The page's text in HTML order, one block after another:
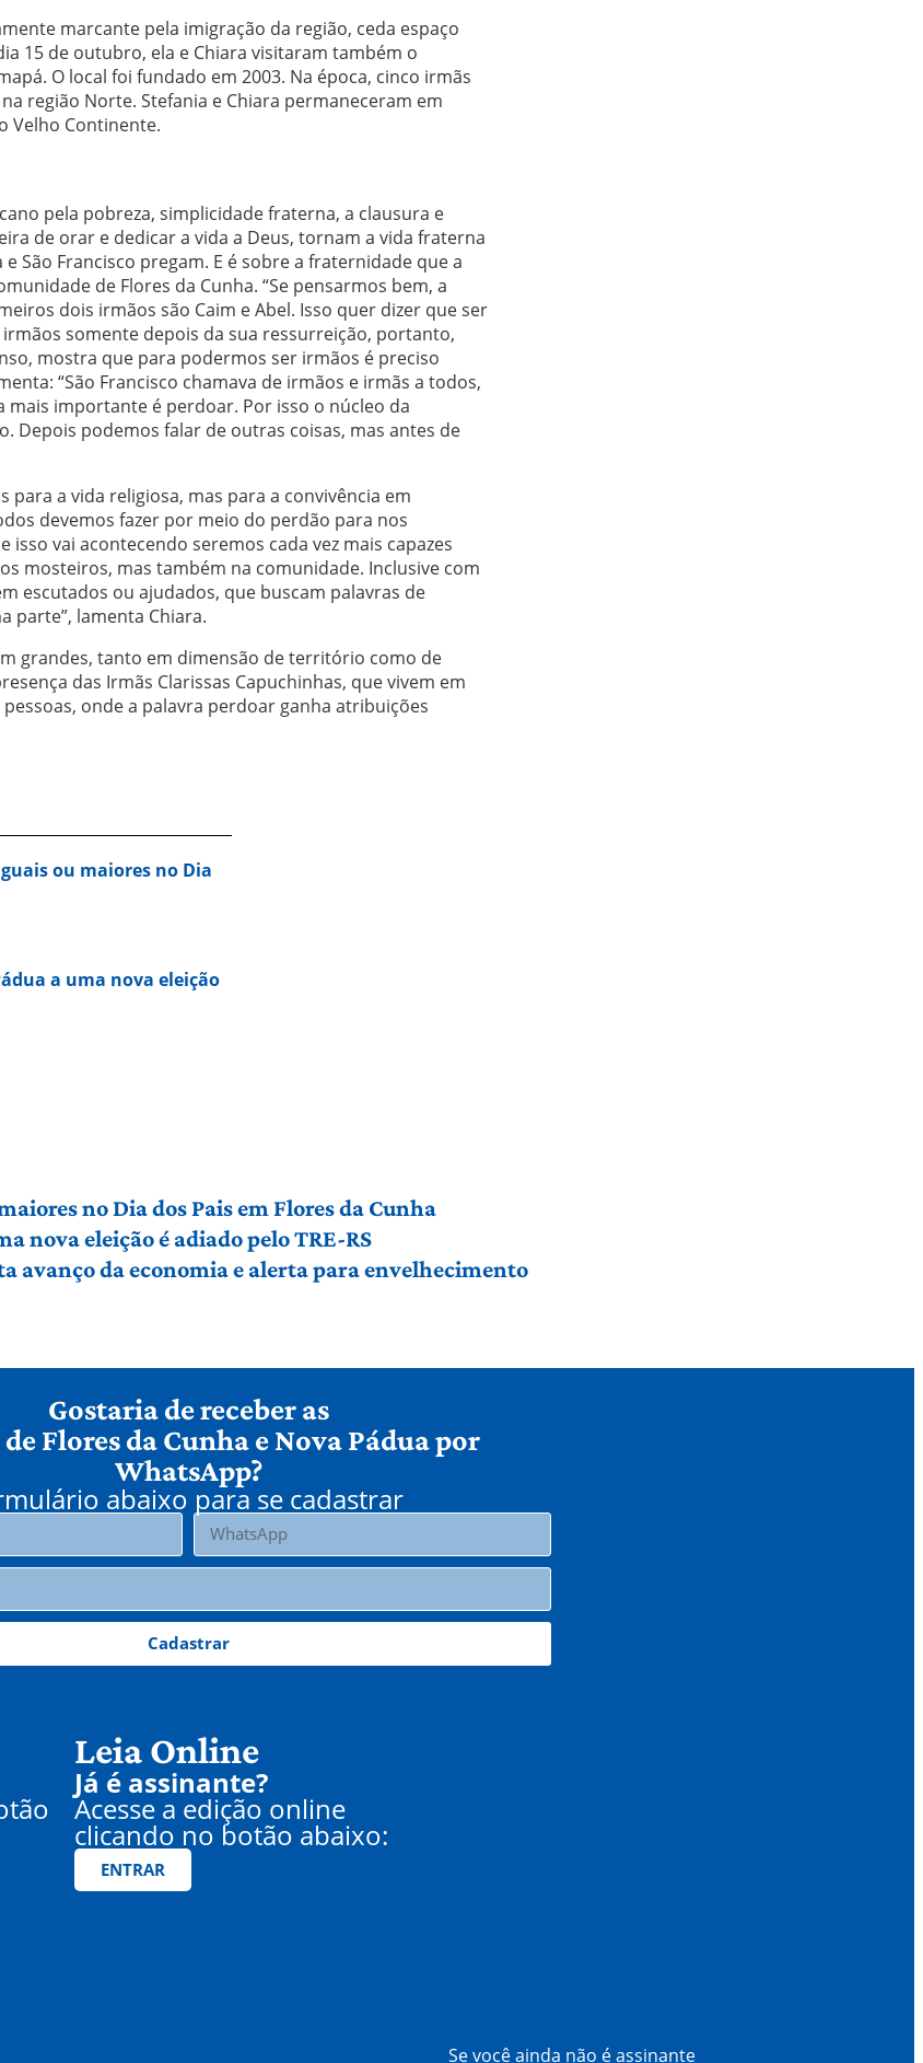
marcante pela imigração da região, ceda espaço
15 de outubro, ela e Chiara visitaram também o
O local foi fundado em 2003. Na época, cinco irmãs
região Norte. Stefania e Chiara permaneceram em
Velho Continente.
pela pobreza, simplicidade fraterna, a clausura e
de orar e dedicar a vida a Deus, tornam a vida fraterna
São Francisco pregam. E é sobre a fraternidade que a
de Flores da Cunha. “Se pensarmos bem, a
dois irmãos são Caim e Abel. Isso quer dizer que ser
somente depois da sua ressurreição, portanto,
mostra que para podermos ser irmãos é preciso
“São Francisco chamava de irmãos e irmãs a todos,
importante é perdoar. Por isso o núcleo da
Depois podemos falar de outras coisas, mas antes de
para a vida religiosa, mas para a convivência em
devemos fazer por meio do perdão para nos
vai acontecendo seremos cada vez mais capazes
mosteiros, mas também na comunidade. Inclusive com
escutados ou ajudados, que buscam palavras de
parte”, lamenta Chiara.
grandes, tanto em dimensão de território como de
das Irmãs Clarissas Capuchinhas, que vivem em
onde a palavra perdoar ganha atribuições
ou maiores no Dia
a uma nova eleição
no Dia dos Pais em Flores da Cunha
nova eleição é adiado pelo TRE-RS
avanço da economia e alerta para envelhecimento
Gostaria de receber as
Flores da Cunha e Nova Pádua por
WhatsApp?
abaixo para se cadastrar
Cadastrar
Leia Online
Já é assinante?
Acesse a edição online
clicando no botão abaixo:
ENTRAR
Se você ainda não é assinante